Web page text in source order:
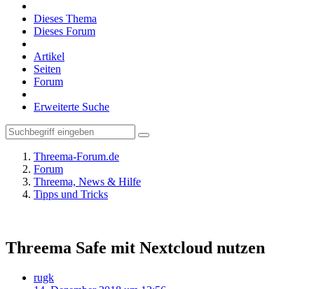
Dieses Thema
Dieses Forum
Artikel
Seiten
Forum
Erweiterte Suche
Threema-Forum.de
Forum
Threema, News & Hilfe
Tipps und Tricks
Threema Safe mit Nextcloud nutzen
rugk